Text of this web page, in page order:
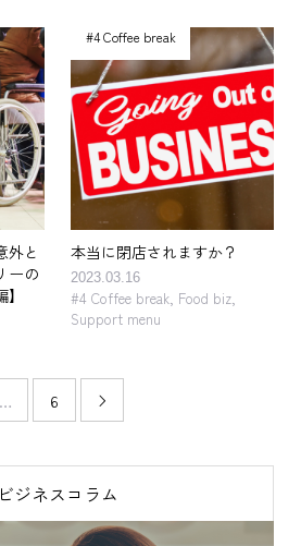
外と
ーの
#4 Coffee break
本当に閉店されますか？
2023.03.16
#4 Coffee break, Food biz,
Support menu
… 6 
ビジネスコラム